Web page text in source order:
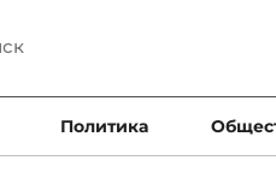
Политика